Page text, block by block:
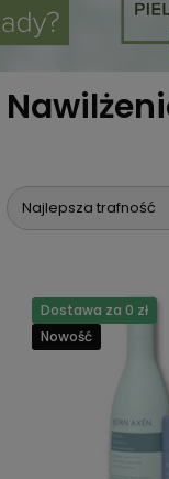
Najlepsza trafność
Dostawa za 0 zł
Nowość